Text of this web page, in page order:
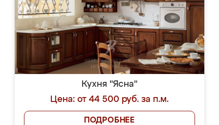
Кухня "Ясна"
Цена: от 44 500 руб. за п.м.
ПОДРОБНЕЕ